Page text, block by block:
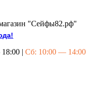
"Сейфы82.рф"
| Сб: 10:00 — 14:00